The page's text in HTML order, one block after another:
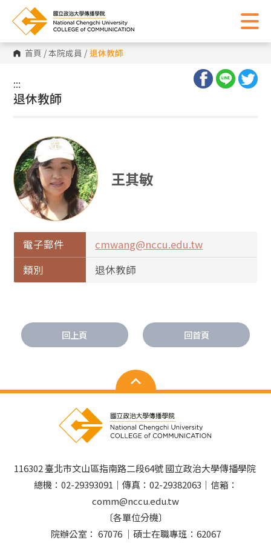
首頁 /本院成員 / 退休教師
:::
:::
退休教師
王其敏
電子郵件
cmwang@nccu.edu.tw
類別
退休教師
回上頁 回首頁
116302 臺北市文山區指南路二段64號 國立政治大學傳播學院
總機：02-29393091｜傳真：02-29382063｜信箱：
comm@nccu.edu.tw
〔各單位分機〕
院辦公室： 67076 ｜碩士在職專班：62067